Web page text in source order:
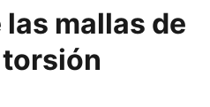
mallas de